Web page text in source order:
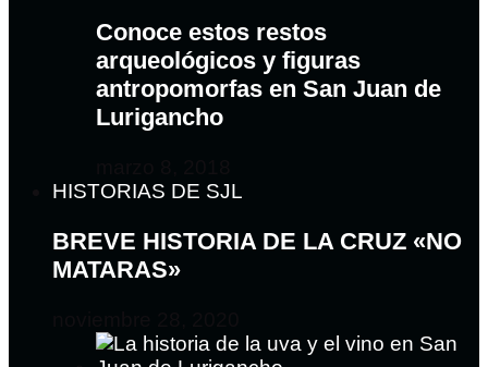
Conoce estos restos
arqueológicos y figuras
antropomorfas en San Juan de
Lurigancho
HISTORIAS DE SJL
BREVE HISTORIA DE LA CRUZ «NO
MATARAS»